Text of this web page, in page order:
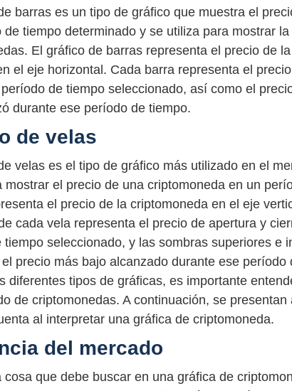
barras es un tipo de gráfico que muestra el
de tiempo determinado y se utiliza para mostrar
El gráfico de barras representa el precio de
el eje horizontal. Cada barra representa el
de tiempo seleccionado, así como el
durante ese período de tiempo.
de velas
velas es el tipo de gráfico más utilizado en el
mostrar el precio de una criptomoneda en un
el precio de la criptomoneda en el eje
cada vela representa el precio de apertura y
tiempo seleccionado, y las sombras superiores e
precio más bajo alcanzado durante ese
diferentes tipos de gráficas, es importante
de criptomonedas. A continuación, se
al interpretar una gráfica de criptomoneda.
del mercado
cosa que debe buscar en una gráfica de